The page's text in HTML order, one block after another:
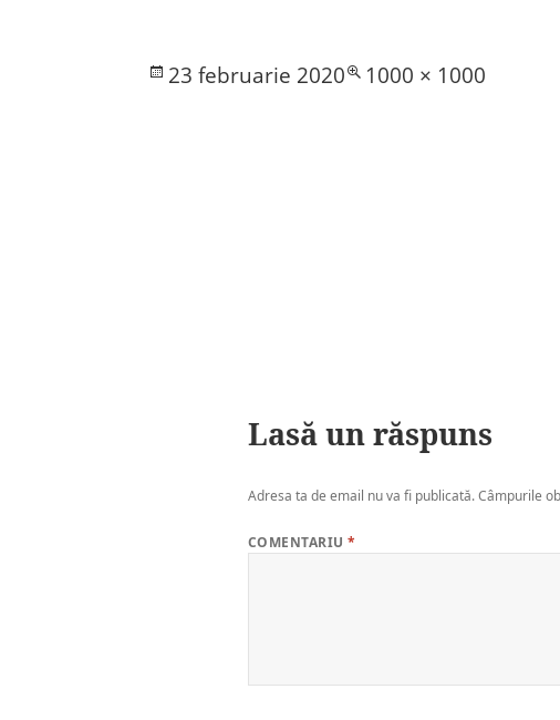
Posted
23 februarie 2020
Full
1000 × 1000
Lasă un răspuns
Adresa ta de email nu va fi publicată.Câmpurile
COMENTARIU*